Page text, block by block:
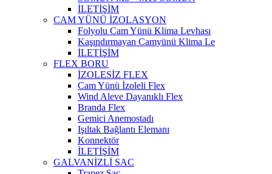
İLETİŞİM
CAM YÜNÜ İZOLASYON
Folyolu Cam Yünü Klima Levhası
Kaşındırmayan Camyünü Klima Le
İLETİŞİM
FLEX BORU
İZOLESİZ FLEX
Cam Yünü İzoleli Flex
Wind Aleve Dayanıklı Flex
Branda Flex
Gemici Anemostadı
Işıltak Bağlantı Elemanı
Konnektör
İLETİŞİM
GALVANİZLİ SAC